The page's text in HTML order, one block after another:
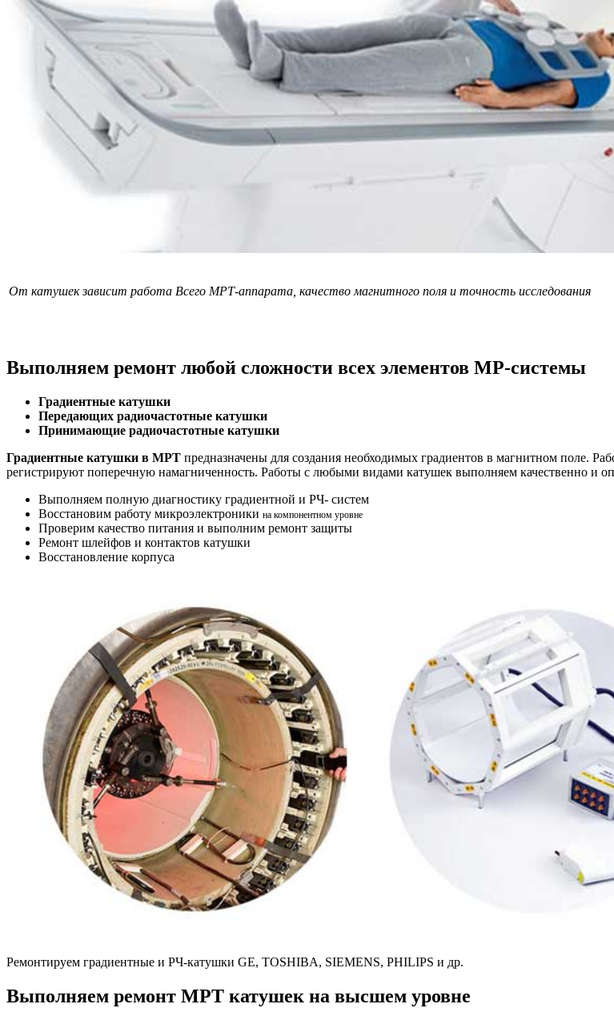
От катушек зависит работа Всего МРТ-аппарата, качество магнитного поля и точность исследования
Выполняем ремонт любой сложности всех элементов МР-системы
Градиентные катушки
Передающих радиочастотные катушки
Принимающие радиочастотные катушки
Градиентные катушки в МРТ предназначены для создания необходимых градиентов в магнитном поле.
регистрируют поперечную намагниченность. Работы с любыми видами катушек выполняем качественно и
Выполняем полную диагностику градиентной и РЧ- систем
Восстановим работу микроэлектроники на компонентном уровне
Проверим качество питания и выполним ремонт защиты
Ремонт шлейфов и контактов катушки
Восстановление корпуса
Ремонтируем градиентные и РЧ-катушки GE, TOSHIBA, SIEMENS, PHILIPS и др.
Выполняем ремонт МРТ катушек на высшем уровне